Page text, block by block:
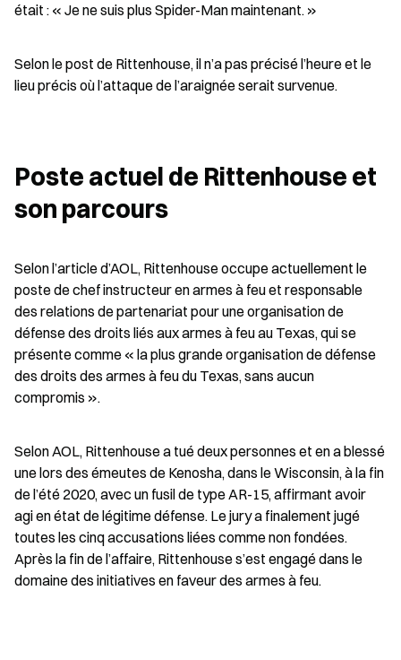
était : « Je ne suis plus Spider-Man maintenant. »
Selon le post de Rittenhouse, il n’a pas précisé l’heure et le
lieu précis où l’attaque de l’araignée serait survenue.
Poste actuel de Rittenhouse et
son parcours
Selon l’article d’AOL, Rittenhouse occupe actuellement le
poste de chef instructeur en armes à feu et responsable
des relations de partenariat pour une organisation de
défense des droits liés aux armes à feu au Texas, qui se
présente comme « la plus grande organisation de défense
des droits des armes à feu du Texas, sans aucun
compromis ».
Selon AOL, Rittenhouse a tué deux personnes et en a blessé
une lors des émeutes de Kenosha, dans le Wisconsin, à la fin
de l’été 2020, avec un fusil de type AR-15, affirmant avoir
agi en état de légitime défense. Le jury a finalement jugé
toutes les cinq accusations liées comme non fondées.
Après la fin de l’affaire, Rittenhouse s’est engagé dans le
domaine des initiatives en faveur des armes à feu.